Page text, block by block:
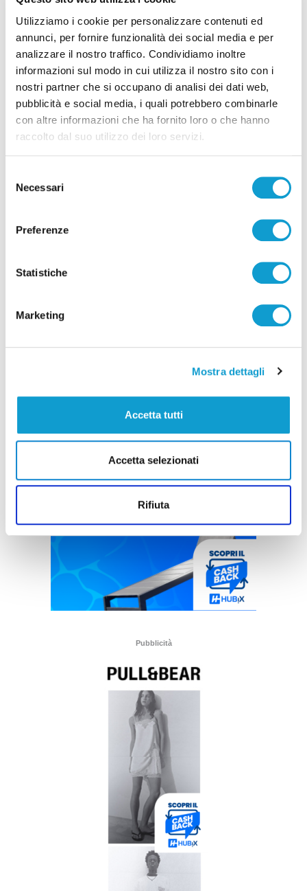
Utilizziamo i cookie per personalizzare contenuti ed
annunci, per fornire funzionalità dei social media e per
analizzare il nostro traffico. Condividiamo inoltre
informazioni sul modo in cui utilizza il nostro sito con i
nostri partner che si occupano di analisi dei dati web,
pubblicità e social media, i quali potrebbero combinarle
con altre informazioni che ha fornito loro o che hanno
raccolto dal suo utilizzo dei loro servizi.
delNecessari
Preferenze
Statistiche
Marketing
Mostra dettagli
Accetta tutti
Accetta selezionati
Rifiuta
Ritrovati in Nepal i corpi di 5 alpinisti morti,
c’è anche il teramano Di Marcello
di Rossella Luciani
Pubblicità